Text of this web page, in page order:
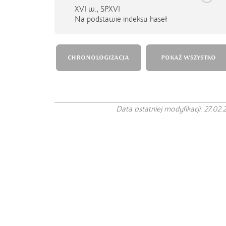
XVI w., SPXVI
Na podstawie indeksu haseł
CHRONOLOGIZACJA POKAŻ WSZYSTKO
Data ostatniej modyfikacji: